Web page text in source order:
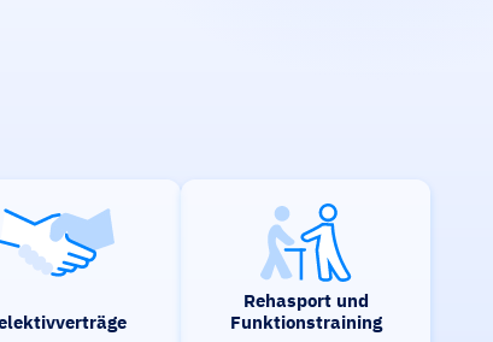
Rehasport und
Funktionstraining